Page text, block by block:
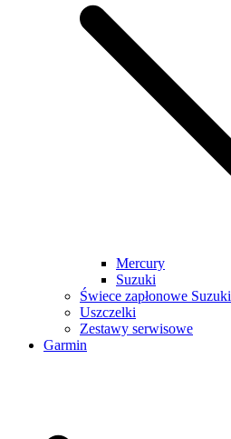
Mercury
Suzuki
Świece zapłonowe Suzuki
Uszczelki
Zestawy serwisowe
Garmin